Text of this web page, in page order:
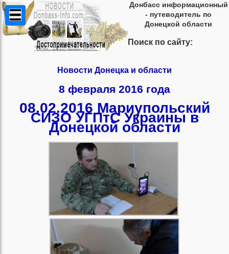
Донбасс информационный
- путеводитель по
Донецкой области
Поиск по сайту:
Новости Донецка и области
8 февраля 2016 года
08.02.2016 Мариупольский
СИЗО УГПтС Украины в
Донецкой области